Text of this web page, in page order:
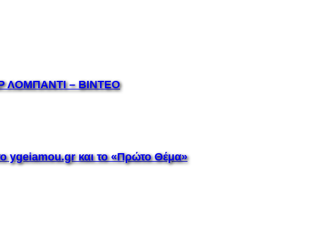
ΛΟΜΠΑΝΤI – ΒΙΝΤΕΟ
ygeiamou.gr και το «Πρώτο Θέμα»